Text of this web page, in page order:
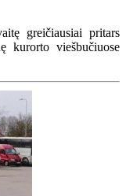
greičiausiai pritars
kurorto viešbučiuose